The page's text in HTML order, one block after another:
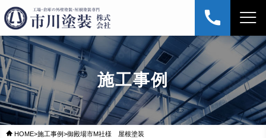
施工事例
HOME>施工事例>御殿場市M社様 屋根塗装